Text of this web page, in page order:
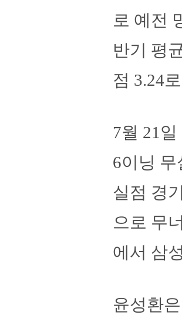
로 예전
반기 평
점 3.24
7월 21
6이닝
실점 경
으로 무
에서 삼
윤성환